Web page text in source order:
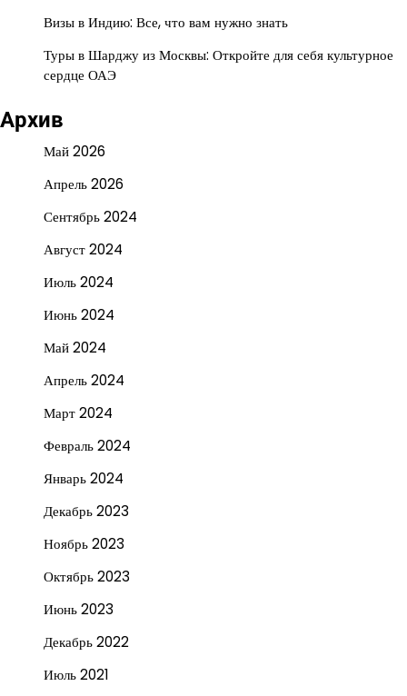
Визы в Индию: Все, что вам нужно знать
Туры в Шарджу из Москвы: Откройте для себя культурное
сердце ОАЭ
Архив
Май 2026
Апрель 2026
Сентябрь 2024
Август 2024
Июль 2024
Июнь 2024
Май 2024
Апрель 2024
Март 2024
Февраль 2024
Январь 2024
Декабрь 2023
Ноябрь 2023
Октябрь 2023
Июнь 2023
Декабрь 2022
Июль 2021